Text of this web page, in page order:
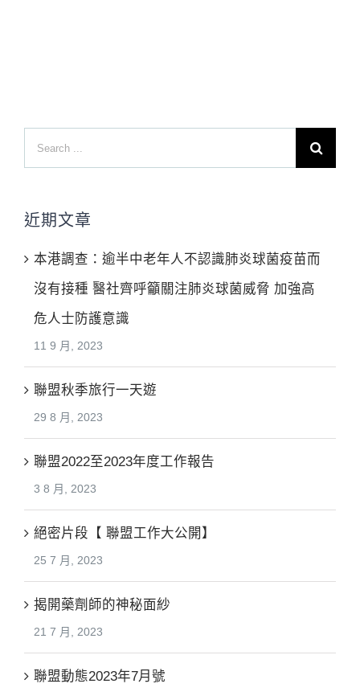
Search
for:
近期文章
本港調查：逾半中老年人不認識肺炎球菌疫苗而
沒有接種 醫社齊呼籲關注肺炎球菌威脅 加強高
危人士防護意識
11 9 月, 2023
聯盟秋季旅行一天遊
29 8 月, 2023
聯盟2022至2023年度工作報告
3 8 月, 2023
絕密片段【 聯盟工作大公開】
25 7 月, 2023
揭開藥劑師的神秘面紗
21 7 月, 2023
聯盟動態2023年7月號